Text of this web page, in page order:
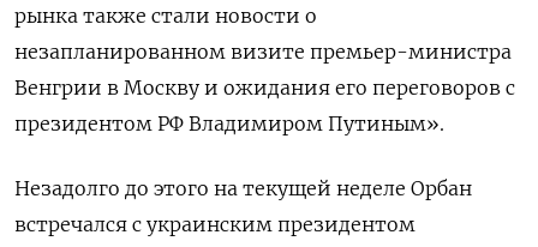
рынка также стали новости о
незапланированном визите премьер-министра
Венгрии в Москву и ожидания его переговоров с
президентом РФ Владимиром Путиным».
Незадолго до этого на текущей неделе Орбан
встречался с украинским президентом